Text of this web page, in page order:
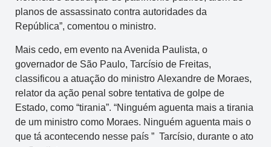
planos de assassinato contra autoridades da
República”, comentou o ministro.
Mais cedo, em evento na Avenida Paulista, o
governador de São Paulo, Tarcísio de Freitas,
classificou a atuação do ministro Alexandre de Moraes,
relator da ação penal sobre tentativa de golpe de
Estado, como “tirania”. “Ninguém aguenta mais a tirania
de um ministro como Moraes. Ninguém aguenta mais o
que tá acontecendo nesse país ” Tarcísio, durante o ato